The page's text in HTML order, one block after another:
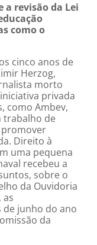
a revisão da Lei
como o
cinco anos de
Herzog,
morto
privada
como Ambev,
trabalho de
promover
Direito à
uma pequena
recebeu a
sobre o
da Ouvidoria
as
de junho do ano
da